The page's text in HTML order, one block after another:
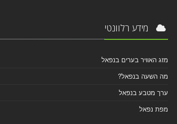
מידע רלוונטי
מזג האוויר בערים בנפאל
מה השעה בנפאל?
ערך מטבע בנפאל
מפת נפאל